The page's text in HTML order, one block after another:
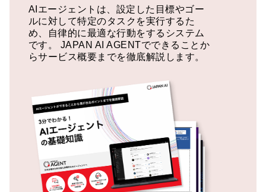
AIエージェントは、設定した目標やゴー
ルに対して特定のタスクを実行するた
め、自律的に最適な行動をするシステム
です。
JAPAN AI AGENTでできることか
らサービス概要までを徹底解説します。